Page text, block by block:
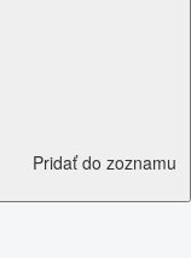
Pridať do zoznamu